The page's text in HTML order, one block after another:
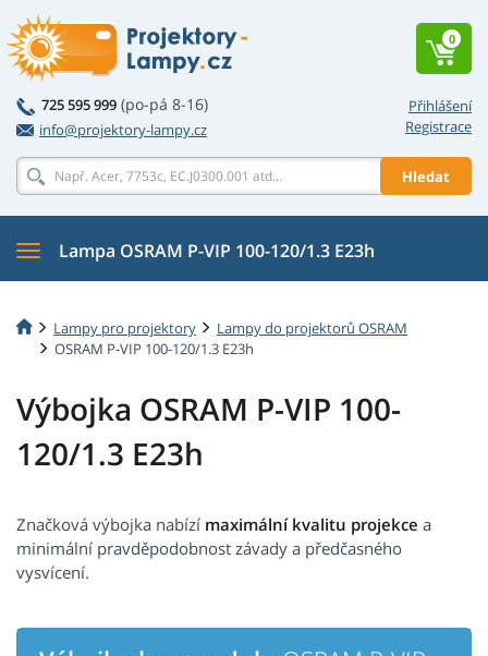
Přihlášení
Registrace
725 595 999 (po-pá 8-16)
info@projektory-lampy.cz
Hledat
0
Lampa OSRAM P-VIP 100-120/1.3 E23h
Lampy pro projektory
Lampy do projektorů OSRAM
OSRAM P-VIP 100-120/1.3 E23h
Výbojka OSRAM P-VIP 100-
120/1.3 E23h
Značková výbojka nabízí maximální kvalitu projekce a
minimální pravděpodobnost závady a předčasného
vysvícení.